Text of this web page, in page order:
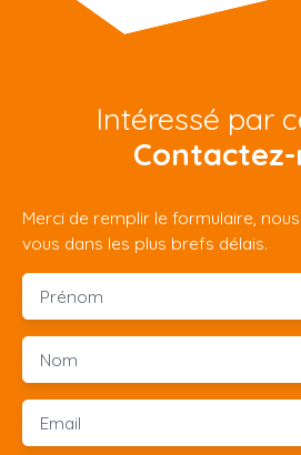
Intéressé par
Merci de remplir le formulaire,
vous dans les plus brefs délais.
Prénom
Nom
Email